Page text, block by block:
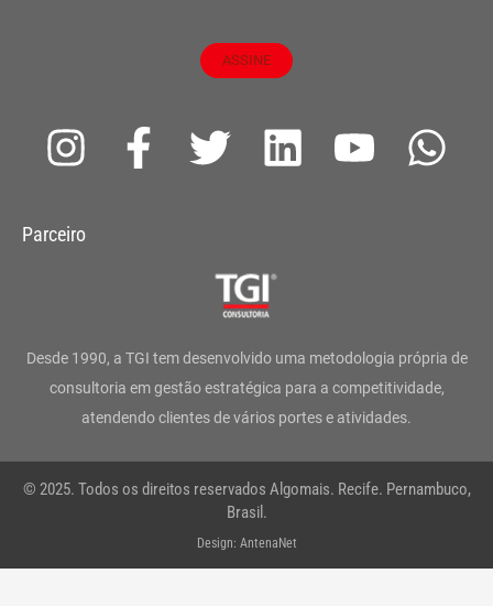
ASSINE
I
s
g
r
a
m
F
a
o
o
k
-
T
t
e
r
L
d
i
n
Y
b
e
W
a
p
Parceiro
Desde 1990, a TGI tem desenvolvido uma metodologia própria de
consultoria em gestão estratégica para a competitividade,
atendendo clientes de vários portes e atividades.
© 2025. Todos os direitos reservados Algomais. Recife. Pernambuco,
Brasil.
Design: AntenaNet